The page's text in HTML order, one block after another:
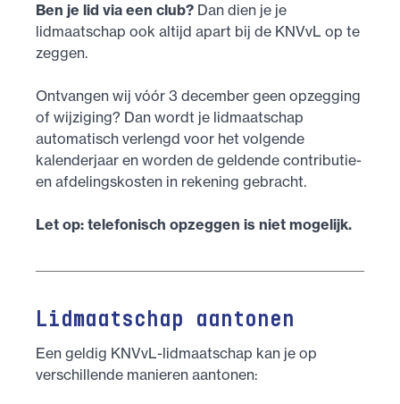
Ben je lid via een club? Dan dien je je
lidmaatschap ook altijd apart bij de KNVvL op te
zeggen.
Ontvangen wij vóór 3 december geen opzegging
of wijziging? Dan wordt je lidmaatschap
automatisch verlengd voor het volgende
kalenderjaar en worden de geldende contributie-
en afdelingskosten in rekening gebracht.
Let op: telefonisch opzeggen is niet mogelijk.
Lidmaatschap aantonen
Een geldig KNVvL-lidmaatschap kan je op
verschillende manieren aantonen: